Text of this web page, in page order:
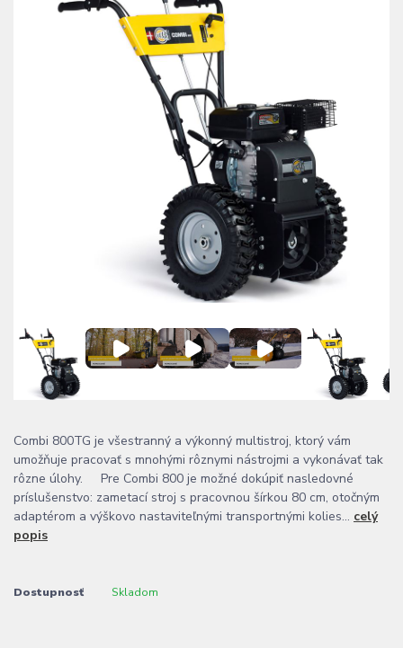
Combi 800TG je všestranný a výkonný multistroj, ktorý vám
umožňuje pracovať s mnohými rôznymi nástrojmi a vykonávať tak
rôzne úlohy. Pre Combi 800 je možné dokúpiť nasledovné
príslušenstvo: zametací stroj s pracovnou šírkou 80 cm, otočným
adaptérom a výškovo nastaviteľnými transportnými kolies... celý
popis
Dostupnosť Skladom